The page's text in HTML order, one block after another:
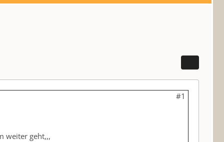
#1
weiter geht,,,